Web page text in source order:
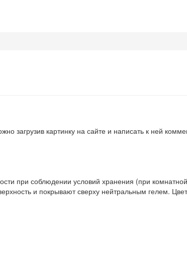
загрузив картинку на сайте и написать к ней
при соблюдении условий хранения (при
и покрывают сверху нейтральным гелем.